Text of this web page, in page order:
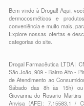
Bem-vindo à Drogal! Aqui,
dermocosméticos e
conveniênciae muito mais,
Explore nossas ofertas e
categorias do site.
Drogal Farmacêutica LTDA |
São João, 909 - Bairro Alto -
de Atendimento ao
Sábado das 8h às 15h) ou
Giovanna do Rosario
Anvisa (AFE): 7.15583.1 /